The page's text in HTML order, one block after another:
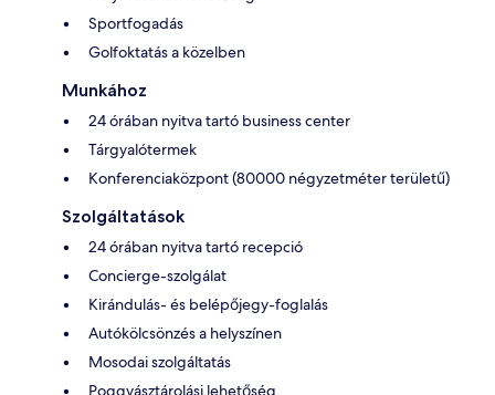
Sportfogadás
Golfoktatás a közelben
Munkához
24 órában nyitva tartó business center
Tárgyalótermek
Konferenciaközpont (80000 négyzetméter területű)
Szolgáltatások
24 órában nyitva tartó recepció
Concierge-szolgálat
Kirándulás- és belépőjegy-foglalás
Autókölcsönzés a helyszínen
Mosodai szolgáltatás
Poggyásztárolási lehetőség